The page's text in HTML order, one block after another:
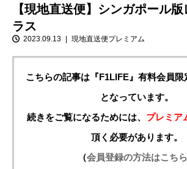
【現地直送便】シンガポール
ラス
2023.09.13 現地直送便プレミアム
こちらの記事は『F1LIFE』有料会員限
となっています。
続きをご覧になるためには、 プレミア
頂く必要があります。
（会員登録の方法はこちら